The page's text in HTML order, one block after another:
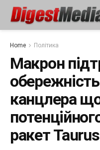
Home Політика
Макрон
канцлера
ракет Taurus